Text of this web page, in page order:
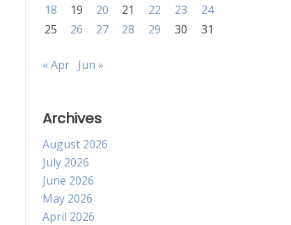
18
19 20 21 22 23
24
25
26 27 28 29 30 31
« Apr Jun »
Archives
August 2026
July 2026
June 2026
May 2026
April 2026